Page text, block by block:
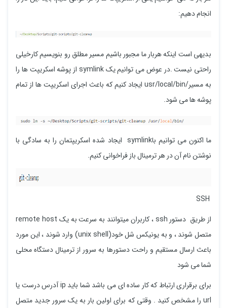
انجام دهیم:
بدیهی است اینکه هربار ما مجبور باشیم مسیر مطلق رو بنویسیم کارخیلی
راحتی نیست .در عوض می توانیم یک symlink از پوشه اسکریپت ها را
به مسیر/usr/local/bin ایجاد کنیم که باعث اجرای اسکریپت ها از تمام
پوشه ها می شود.
ما اکنون می توانیم باsymlink ایجاد شده اسکریپتمان را به سادگی با
نوشتن نام آن در هر ترمینال باز فراخوانی کنیم.
از طریق دستور ssh ، کاربران میتوانند به سرعت به یک remote host
متصل شوند ، و به یونیکس شل خود(unix shell) وارد شوند ، این مورد
باعث ارسال مستقیم و راحت دستورها به سرور از ترمینال دستگاه محلی
شما می شود
برای برقراری ارتباط که کار ساده ای می باشد شما باید ip آدرس درست یا
url را مشخص کنید . وقتی که برای اولین بار به یک سرور جدید متصل